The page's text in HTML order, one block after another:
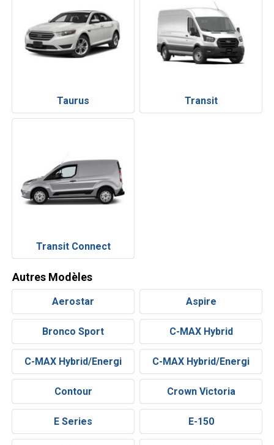
Taurus Transit
Transit Connect
Autres Modèles
Aerostar Aspire
Bronco Sport C-MAX Hybrid
C-MAX Hybrid/Energi C-MAX Hybrid/Energi
Contour Crown Victoria
E Series E-150